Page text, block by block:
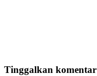
Tinggalkan komentar